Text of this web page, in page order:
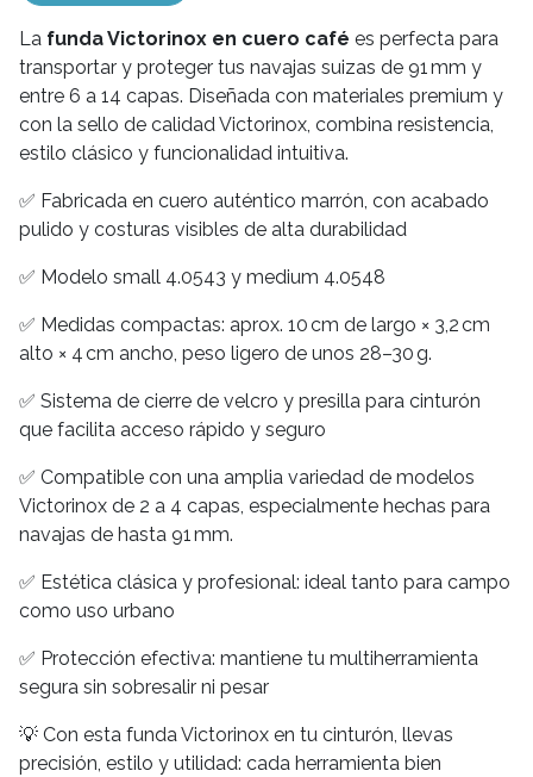
La funda Victorinox en cuero café es perfecta para
transportar y proteger tus navajas suizas de 91 mm y
entre 6 a 14 capas. Diseñada con materiales premium y
con la sello de calidad Victorinox, combina resistencia,
estilo clásico y funcionalidad intuitiva.
✅ Fabricada en cuero auténtico marrón, con acabado
pulido y costuras visibles de alta durabilidad
✅ Modelo small 4.0543 y medium 4.0548
✅ Medidas compactas: aprox. 10 cm de largo × 3,2 cm
alto × 4 cm ancho, peso ligero de unos 28–30 g.
✅ Sistema de cierre de velcro y presilla para cinturón
que facilita acceso rápido y seguro
✅ Compatible con una amplia variedad de modelos
Victorinox de 2 a 4 capas, especialmente hechas para
navajas de hasta 91 mm.
✅ Estética clásica y profesional: ideal tanto para campo
como uso urbano
✅ Protección efectiva: mantiene tu multiherramienta
segura sin sobresalir ni pesar
💡 Con esta funda Victorinox en tu cinturón, llevas
precisión, estilo y utilidad: cada herramienta bien